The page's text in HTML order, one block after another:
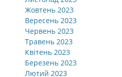
Жовтень 2023
Вересень 2023
Червень 2023
Травень 2023
Квітень 2023
Березень 2023
Лютий 2023